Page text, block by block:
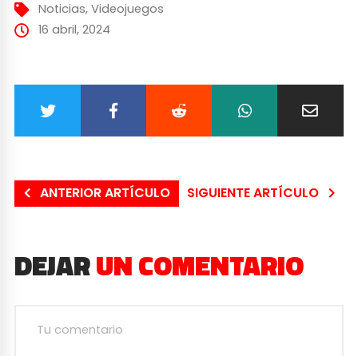
Noticias, Videojuegos
16 abril, 2024
ANTERIOR ARTÍCULO SIGUIENTE ARTÍCULO
DEJARUN COMENTARIO